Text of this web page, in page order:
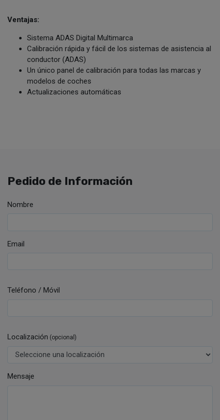
Ventajas:
Sistema ADAS Digital Multimarca
Calibración rápida y fácil de los sistemas de asistencia al
conductor (ADAS)
Un único panel de calibración para todas las marcas y
modelos de coches
Actualizaciones automáticas
Pedido de Información
Nombre
Email
Teléfono / Móvil
Localización (opcional)
Mensaje